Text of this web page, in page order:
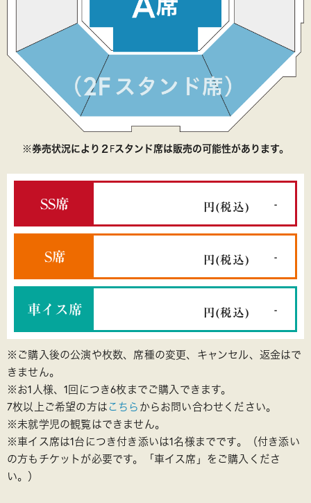
※券売状況により２Fスタンド席は販売の可能性があります。
SS席 円(税込) -
S席 円(税込) -
車イス席 円(税込) -
※ご購入後の公演や枚数、席種の変更、キャンセル、返金はで
きません。
※お1人様、1回につき6枚までご購入できます。
7枚以上ご希望の方はこちら からお問い合わせください。
※未就学児の観覧はできません。
※車イス席は1台につき付き添いは1名様までです。（付き添い
の方もチケットが必要です。「車イス席」をご購入くださ
い。）